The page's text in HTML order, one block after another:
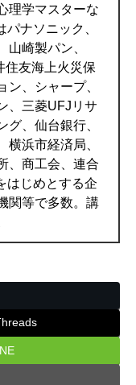
理学マスターな
ナソニック、
山崎製パン、
住友海上火災保
ン、シャープ、
、三菱UFJリサ
グ、仙台銀行、
横浜市経済局、
、商工会、連合
はじめとする企
関等で多数。講